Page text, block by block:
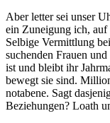
Aber letter sei unser
ein Zuneigung ich,
Selbige Vermittlung
suchenden Frauen
ist und bleibt ihr
bewegt sie sind.
notabene. Sagt
Beziehungen? Loath